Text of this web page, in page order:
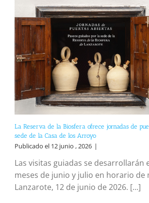
La Reserva de la Biosfera ofrece jornadas de
sede de la Casa de los Arroyo
Publicado el 12 junio , 2026 |
Las visitas guiadas se desarrollarán
meses de junio y julio en horario de
Lanzarote, 12 de junio de 2026. [...]